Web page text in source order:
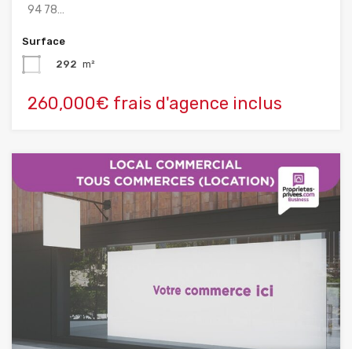
94 78…
Surface
292 m²
260,000€ frais d'agence inclus